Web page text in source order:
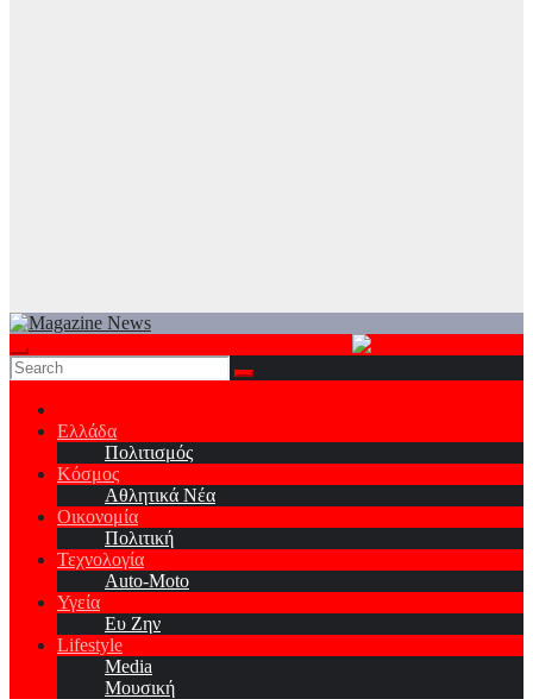
Ελλάδα
Πολιτισμός
Κόσμος
Αθλητικά Νέα
Οικονομία
Πολιτική
Τεχνολογία
Auto-Moto
Υγεία
Ευ Ζην
Lifestyle
Media
Μουσική